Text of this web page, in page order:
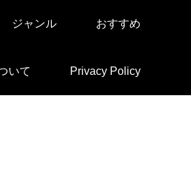
ジャンル おすすめ
いて Privacy Policy